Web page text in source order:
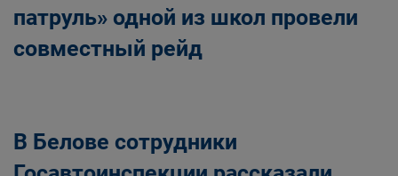
патруль» одной из школ провели
совместный рейд
В Белове сотрудники